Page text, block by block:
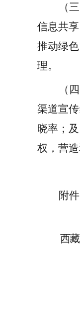
（
信息共
推动绿
理。
（
渠道宣
晓率；
权，营
附件
西